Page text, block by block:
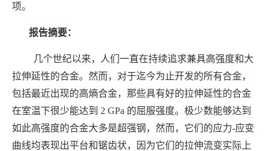
项。
报告摘要：
几个世纪以来，人们一直在持续追求兼具高强度和大
拉伸延性的合金。然而，对于迄今为止开发的所有合金，
包括最近出现的高熵合金，那些具有好的拉伸延性的合金
在室温下很少能达到 2 GPa 的屈服强度。极少数能够达到
如此高强度的合金大多是超强钢，然而，它们的应力-应变
曲线均表现出平台和锯齿状，因为它们的拉伸流变实际上